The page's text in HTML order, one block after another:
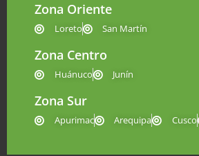
Zona Oriente
Loreto San Martín
Zona Centro
Huánuco Junín
Zona Sur
Apurimac Arequipa Cusco